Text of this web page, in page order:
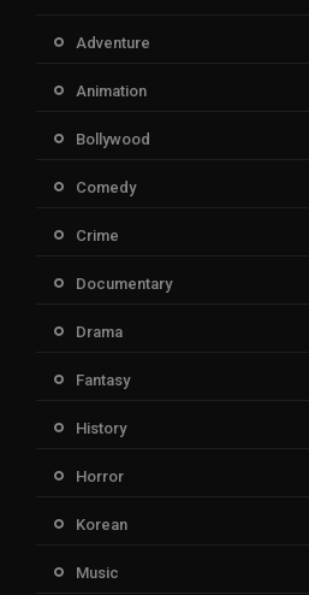
Adventure
Animation
Bollywood
Comedy
Crime
Documentary
Drama
Fantasy
History
Horror
Korean
Music